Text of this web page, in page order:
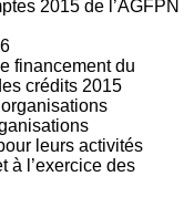
2015 de l’AGFPN
financement du
crédits 2015
leurs activités
à l’exercice des